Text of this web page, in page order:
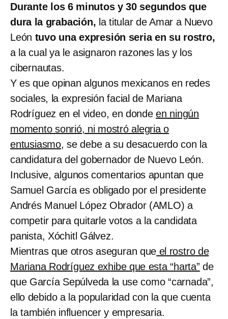
Durante los 6 minutos y 30 segundos que
dura la grabación, la titular de Amar a Nuevo
León tuvo una expresión seria en su rostro,
a la cual ya le asignaron razones las y los
cibernautas.
Y es que opinan algunos mexicanos en redes
sociales, la expresión facial de Mariana
Rodríguez en el video, en dondeen ningún
momento sonrió, ni mostró alegria o
entusiasmo, se debe a su desacuerdo con la
candidatura del gobernador de Nuevo León.
Inclusive, algunos comentarios apuntan que
Samuel García es obligado por el presidente
Andrés Manuel López Obrador (AMLO) a
competir para quitarle votos a la candidata
panista, Xóchitl Gálvez.
Mientras que otros aseguran que el rostro de
Mariana Rodríguez exhibe que esta “harta” de
que García Sepúlveda la use como “carnada”,
ello debido a la popularidad con la que cuenta
la también influencer y empresaria.